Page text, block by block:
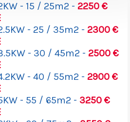
- 15 / 25m2 - 2250 €
- 25 / 35m2 - 2300 €
- 30 / 45m2 - 2500 €
- 40 / 55m2 - 2900 €
- 55 / 65m2 - 3250 €